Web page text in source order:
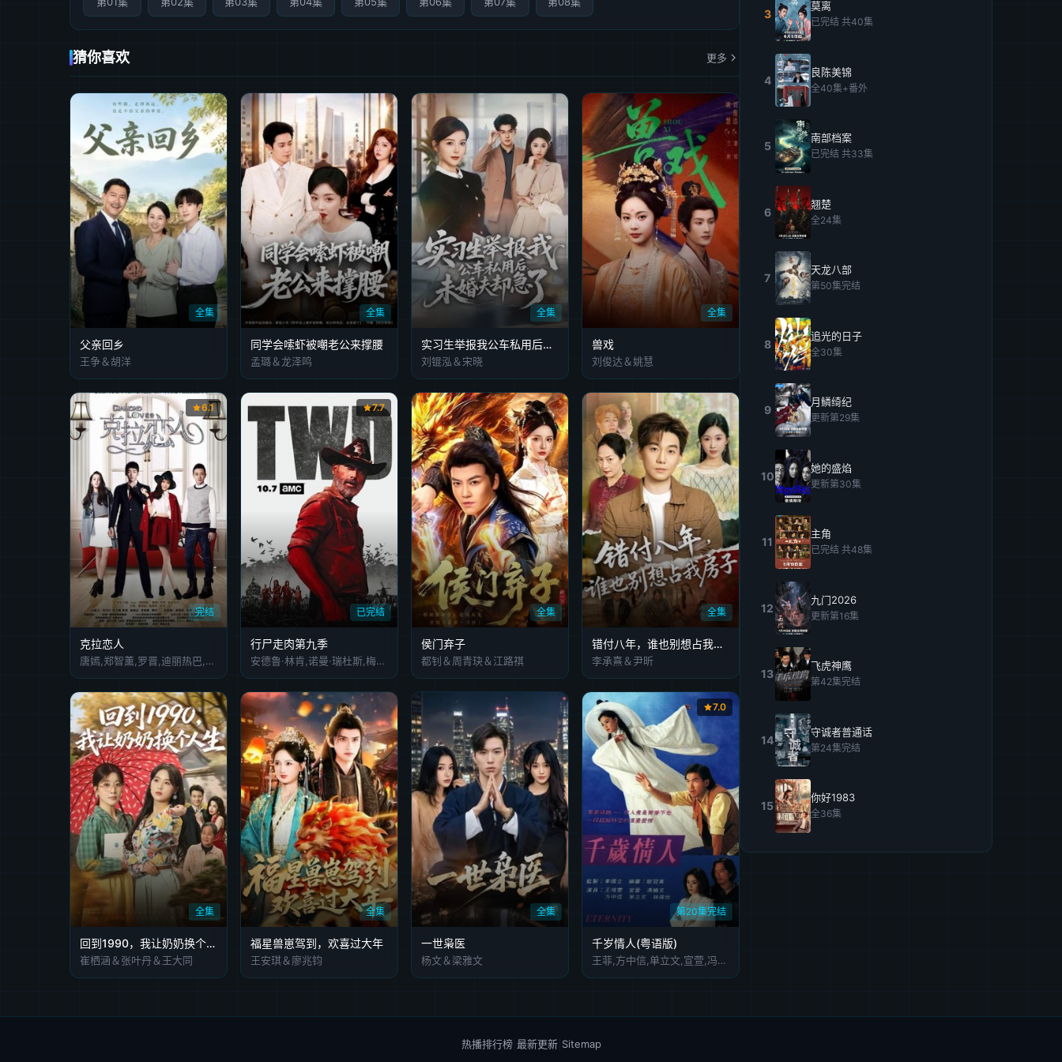
猜你喜欢 更多
全集
父亲回乡
王争＆胡洋
全集
同学会嗦虾被嘲老公来撑腰
孟璐＆龙泽鸣
全集
实习生举报我公车私用后，未婚夫却急了
刘锟泓＆宋晓
全集
兽戏
刘俊达＆姚慧
完结
6.1
克拉恋人
唐嫣,郑智薰,罗晋,迪丽热巴,姚奕辰,张雯,王东,郭柯彤,白凡,侯雪龙,郭静琳,薛祺,傅方俊,陈姝,杨亚,方晓莉,王艺博,陈雅斓,丁柳雁,宫韵,马捷,沈东军,张兰,朱薇薇,陆忠,杜娟,方彧,王雅静,马亚楠,李艳冰,朱文超,王嘉诚,张燕峰,金光民,许楚涵,侯越秋,刘亚鹏,白茹,杨凯迪,赵纯,周茜,陈玥,朱建,聂新源,张译文
已完结
7.7
行尸走肉第九季
安德鲁·林肯,诺曼·瑞杜斯,梅丽莎·麦克布莱德,劳伦·科汉,丹娜·奎里拉,钱德勒·里格斯,阿兰娜·莫特森,克里斯蒂·瑟拉图斯,乔什·麦克德米特,塞斯·吉列姆,罗斯·马昆德,连尼·詹姆斯,杰弗里·迪恩·摩根,丹·福勒
全集
侯门弃子
都钊＆周青玦＆江路祺
全集
错付八年，谁也别想占我房子
李承熹＆尹昕
全集
回到1990，我让奶奶换个人生
崔栖涵＆张叶丹＆王大同
全集
福星兽崽驾到，欢喜过大年
王安琪＆廖兆钧
全集
一世枭医
杨文＆梁雅文
第20集完结
7.0
千岁情人(粤语版)
王菲,方中信,单立文,宣萱,冯晓文,林保怡
3
莫离
已完结 共40集
4
良陈美锦
全40集+番外
5
南部档案
已完结 共33集
6
翘楚
全24集
7
天龙八部
第50集完结
8
追光的日子
全30集
9
月鳞绮纪
更新第29集
10
她的盛焰
更新第30集
11
主角
已完结 共48集
12
九门2026
更新第16集
13
飞虎神鹰
第42集完结
14
守诚者普通话
第24集完结
15
你好1983
全36集
热播排行榜| 最新更新| Sitemap